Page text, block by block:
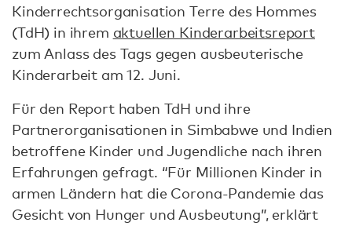
Kinderrechtsorganisation Terre des Hommes
(TdH) in ihrem aktuellen Kinderarbeitsreport
zum Anlass des Tags gegen ausbeuterische
Kinderarbeit am 12. Juni.
Für den Report haben TdH und ihre
Partnerorganisationen in Simbabwe und Indien
betroffene Kinder und Jugendliche nach ihren
Erfahrungen gefragt. “Für Millionen Kinder in
armen Ländern hat die Corona-Pandemie das
Gesicht von Hunger und Ausbeutung”, erklärt